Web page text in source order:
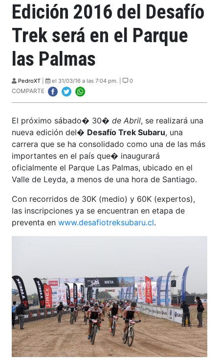
Edición 2016 del Desafío
Trek será en el Parque
las Palmas
PedroXT el 31/03/16 a las 7:04 pm. | 0
COMPARTE
El próximo sábado� 30� de Abril, se realizará una
nueva edición del� Desafío Trek Subaru, una
carrera que se ha consolidado como una de las más
importantes en el país que� inaugurará
oficialmente el Parque Las Palmas, ubicado en el
Valle de Leyda, a menos de una hora de Santiago.
Con recorridos de 30K (medio) y 60K (expertos),
las inscripciones ya se encuentran en etapa de
preventa en www.desafiotreksubaru.cl.